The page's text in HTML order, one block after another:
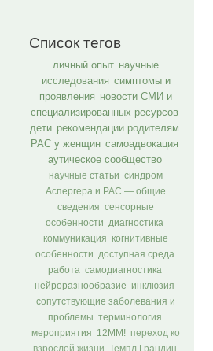
Список тегов
личный опыт научные
исследования симптомы и
проявления новости СМИ и
специализированных ресурсов
дети рекомендации родителям
РАС у женщин самоадвокация
аутическое сообщество
научные статьи синдром
Аспергера и РАС — общие
сведения сенсорные
особенности диагностика
коммуникация когнитивные
особенности доступная среда
работа самодиагностика
нейроразнообразие инклюзия
сопутствующие заболевания и
проблемы терминология
мероприятия 12ММ! переход ко
взрослой жизни
Темпл Грандин